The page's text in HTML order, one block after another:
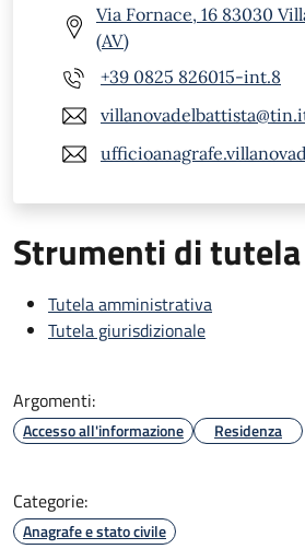
Via Fornace, 16 83030
(AV)
+39 0825 826015-int.8
Strumenti di tutela
Tutela amministrativa
Tutela giurisdizionale
Argomenti:
Accesso all'informazione Residenza
Categorie:
Anagrafe e stato civile